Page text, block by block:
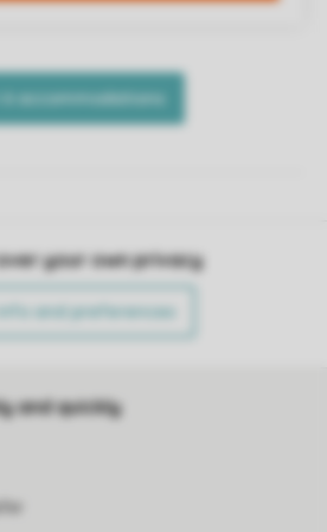
your own privacy
info and preferences
and quickly